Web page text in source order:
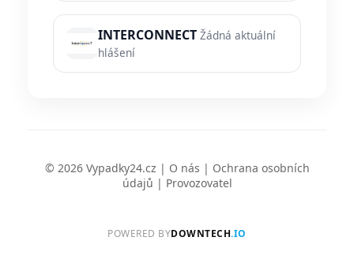
INTERCONNECT Žádná aktuální
hlášení
© 2026 Vypadky24.cz | O nás | Ochrana osobních
údajů | Provozovatel
POWERED BYDOWNTECH.IO